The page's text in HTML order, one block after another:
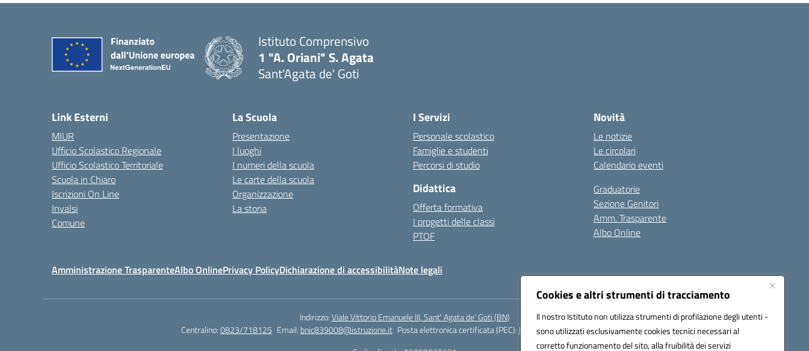
Cookies e altri strumenti di tracciamento
Il nostro Istituto non utilizza strumenti di profilazione degli utenti -
sono utilizzati esclusivamente cookies tecnici necessari al
corretto funzionamento del sito, alla fruibilità dei servizi
Istituto Comprensivo
1 "A. Oriani" S. Agata
Sant'Agata de' Goti
Link Esterni
MIUR
Ufficio Scolastico Regionale
Ufficio Scolastico Territoriale
Scuola in Chiaro
Iscrizioni On Line
Invalsi
Comune
La Scuola
Presentazione
I luoghi
I numeri della scuola
Le carte della scuola
Organizzazione
La storia
I Servizi
Personale scolastico
Famiglie e studenti
Percorsi di studio
Didattica
Offerta formativa
I progetti delle classi
PTOF
Novità
Le notizie
Le circolari
Calendario eventi
Graduatorie
Sezione Genitori
Amm. Trasparente
Albo Online
Amministrazione TrasparenteAlbo OnlinePrivacy PolicyDichiarazione di accessibilitàNote legali
Indirizzo:Viale Vittorio Emanuele III, Sant' Agata de' Goti (BN)
Centralino:0823/718125 Email: bnic839008@istruzione.it Posta elettronica certificata (PEC): BNIC839008@pec.istruzione.it